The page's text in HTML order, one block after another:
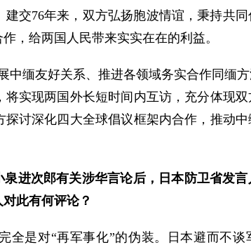
交76年来，双方弘扬胞波情谊，秉持共
，给两国人民带来实实在在的利益。
中缅友好关系、推进各领域务实合作同缅
实现两国外长短时间内互访，充分体现
讨深化四大全球倡议框架内合作，推动
进次郎有关涉华言论后，日本防卫省发
此有何评论？
全是对“再军事化”的伪装。日本避而不